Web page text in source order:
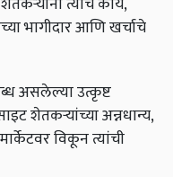
भागीदार आणि खर्चाचे
असलेल्या उत्कृष्ट
शेतकऱ्यांच्या अन्नधान्य,
विकून त्यांची